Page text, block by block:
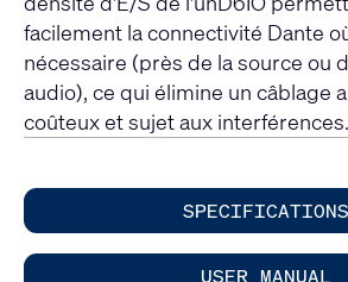
facilement la connectivité Dante
nécessaire (près de la source ou
audio), ce qui élimine un câblage
coûteux et sujet aux interférences.
SPECIFICATIONS
USER MANUAL